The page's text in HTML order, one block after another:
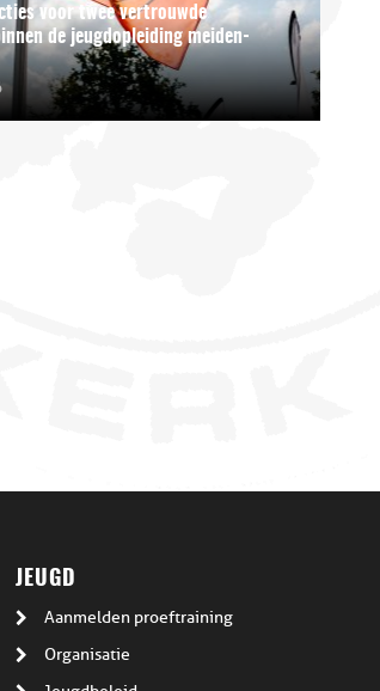
voor twee vertrouwde
de jeugdopleiding meiden-
JEUGD
Aanmelden proeftraining
Organisatie